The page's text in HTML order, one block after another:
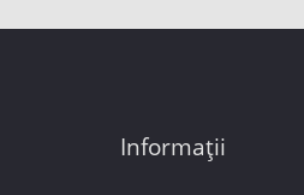
Informații